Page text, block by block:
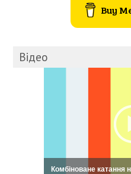
Buy
Відео
Кошовський: My Way